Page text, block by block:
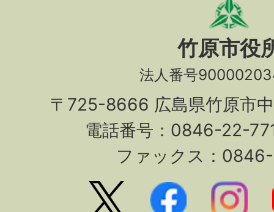
竹原市役
法人番号
〒725-8666 広島県竹原市
電話番号：0846-22-
ファックス：